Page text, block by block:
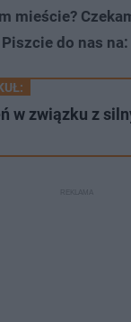
mieście?
do nas na:
w związku z